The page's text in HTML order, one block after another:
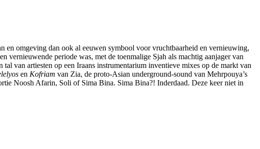
en omgeving dan ook al eeuwen symbool voor vruchtbaarheid en vernieuwing,
periode was, met de toenmalige Sjah als machtig aanjager van
tal van artiesten op een Iraans instrumentarium inventieve mixes op de markt van
en Kofriam van Zia, de proto-Asian underground-sound van Mehrpouya’s
Noosh Afarin, Soli of Sima Bina. Sima Bina?! Inderdaad. Deze keer niet in